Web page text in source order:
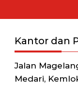
Kantor dan
Jalan
Medari,